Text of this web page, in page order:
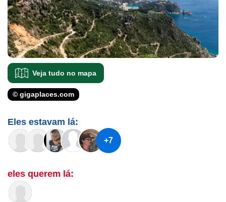
Veja tudo no mapa
© gigaplaces.com
Eles estavam lá:
+7
eles querem lá: